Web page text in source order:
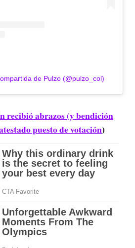
de Pulzo (@pulzo_col)
recibió abrazos (y bendición
puesto de votación)